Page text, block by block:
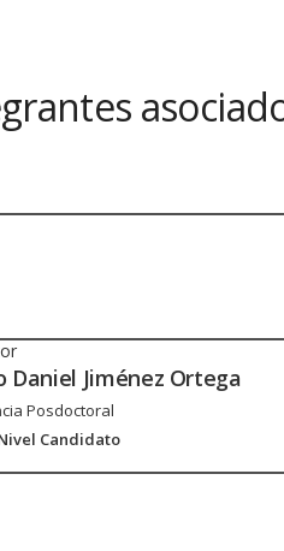
Daniel Jiménez Ortega
Posdoctoral
Candidato